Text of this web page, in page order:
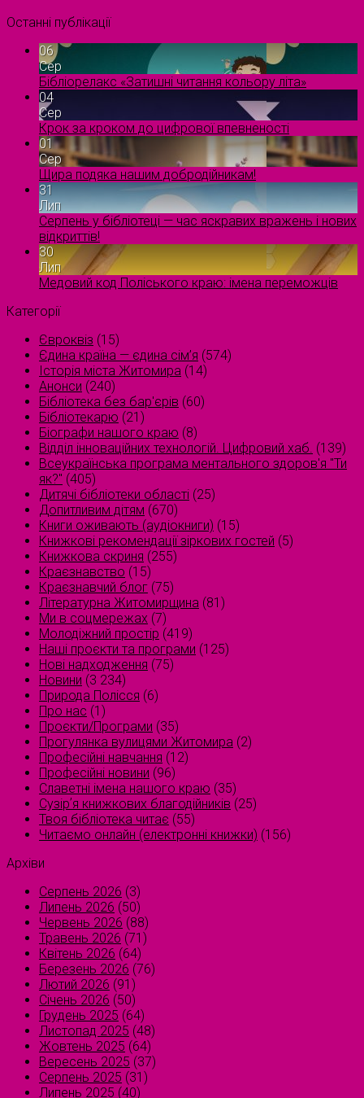
Останні публікації
06
Сер
Бібліорелакс «Затишні читання кольору літа»
04
Сер
Крок за кроком до цифрової впевненості
01
Сер
Щира подяка нашим добродійникам!
31
Лип
Серпень у бібліотеці — час яскравих вражень і нових
відкриттів!
30
Лип
Медовий код Поліського краю: імена переможців
Категорії
Євроквіз (15)
Єдина країна — єдина сім’я (574)
Історія міста Житомира (14)
Анонси (240)
Бібліотека без бар'єрів (60)
Бібліотекарю (21)
Біографи нашого краю (8)
Відділ інноваційних технологій. Цифровий хаб. (139)
Всеукраїнська програма ментального здоров'я "Ти
як?" (405)
Дитячі бібліотеки області (25)
Допитливим дітям (670)
Книги оживають (аудіокниги) (15)
Книжкові рекомендації зіркових гостей (5)
Книжкова скриня (255)
Краєзнавство (15)
Краєзнавчий блог (75)
Літературна Житомирщина (81)
Ми в соцмережах (7)
Молодіжний простір (419)
Наші проєкти та програми (125)
Нові надходження (75)
Новини (3 234)
Природа Полісся (6)
Про нас (1)
Проєкти/Програми (35)
Прогулянка вулицями Житомира (2)
Професійні навчання (12)
Професійні новини (96)
Славетні імена нашого краю (35)
Сузірʼя книжкових благодійників (25)
Твоя бібліотека читає (55)
Читаємо онлайн (електронні книжки) (156)
Архіви
Серпень 2026 (3)
Липень 2026 (50)
Червень 2026 (88)
Травень 2026 (71)
Квітень 2026 (64)
Березень 2026 (76)
Лютий 2026 (91)
Січень 2026 (50)
Грудень 2025 (64)
Листопад 2025 (48)
Жовтень 2025 (64)
Вересень 2025 (37)
Серпень 2025 (31)
Липень 2025 (40)